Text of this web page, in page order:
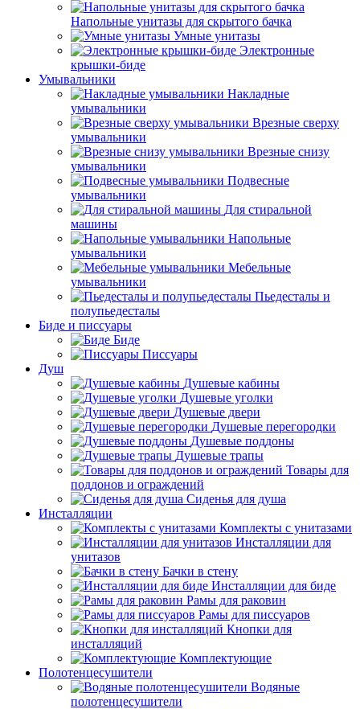
Напольные унитазы для скрытого бачка
Умные унитазы
Электронные
крышки-биде
Умывальники
Накладные
умывальники
Врезные сверху
умывальники
Врезные снизу
умывальники
Подвесные
умывальники
Для стиральной
машины
Напольные
умывальники
Мебельные
умывальники
Пьедесталы и
полупьедесталы
Биде и писсуары
Биде
Писсуары
Душ
Душевые кабины
Душевые уголки
Душевые двери
Душевые перегородки
Душевые поддоны
Душевые трапы
Товары для
поддонов и ограждений
Сиденья для душа
Инсталляции
Комплекты с унитазами
Инсталляции для
унитазов
Бачки в стену
Инсталляции для биде
Рамы для раковин
Рамы для писсуаров
Кнопки для
инсталляций
Комплектующие
Полотенцесушители
Водяные
полотенцесушители